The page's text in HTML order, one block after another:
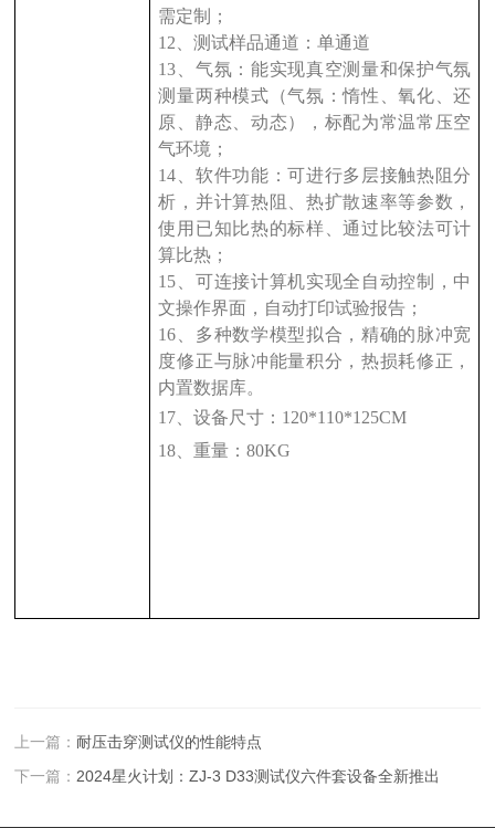
需定制；
12 、测试样品通道：单通道
13 、气氛：能实现真空测量和保护气氛
测量两种模式（气氛：惰性、氧化、还
原、静态、动态），标配为常温常压空
气环境；
14 、软件功能：可进行多层接触热阻分
析，并计算热阻、热扩散速率等参数，
使用已知比热的标样、通过比较法可计
算比热；
15 、可连接计算机实现全自动控制，中
文操作界面，自动打印试验报告；
16 、多种数学模型拟合，精确的脉冲宽
度修正与脉冲能量积分，热损耗修正，
内置数据库。
17 、设备尺寸： 120*110*125CM
18 、重量：80KG
上一篇： 耐压击穿测试仪的性能特点
下一篇： 2024星火计划：ZJ-3 D33测试仪六件套设备全新推出